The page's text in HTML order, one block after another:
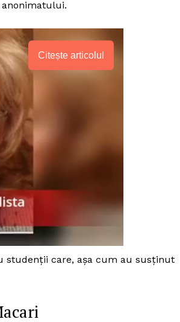
Citește articolul
studenţii care, aşa cum au susţinut